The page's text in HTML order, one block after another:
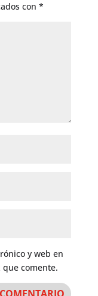
con *
y web en
comente.